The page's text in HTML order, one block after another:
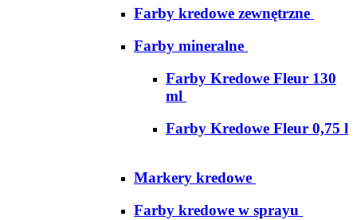
Farby kredowe zewnętrzne
Farby mineralne
Farby Kredowe Fleur 130
ml
Farby Kredowe Fleur 0,75 l
Markery kredowe
Farby kredowe w sprayu